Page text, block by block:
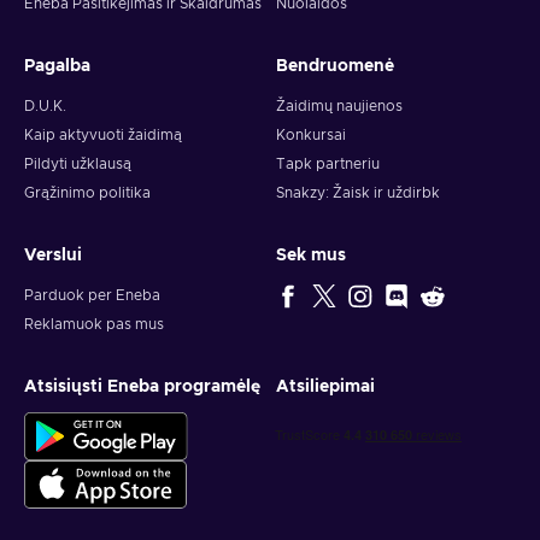
Eneba Pasitikėjimas ir Skaidrumas
Nuolaidos
Pagalba
D.U.K.
Kaip aktyvuoti žaidimą
Pildyti užklausą
Grąžinimo politika
Bendruomenė
Žaidimų naujienos
Konkursai
Tapk partneriu
Snakzy: Žaisk ir uždirbk
Verslui
Parduok per Eneba
Reklamuok pas mus
Sek mus
Atsisiųsti Eneba programėlę Atsiliepimai